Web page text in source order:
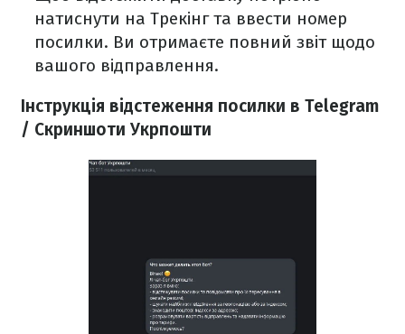
натиснути на Трекінг та ввести номер
посилки. Ви отримаєте повний звіт щодо
вашого відправлення.
Інструкція відстеження посилки в Telegram
/ Скриншоти Укрпошти